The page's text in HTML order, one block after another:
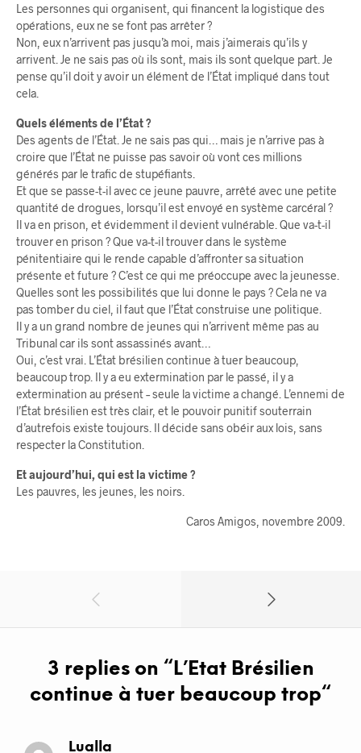
Les personnes qui organisent, qui financent la logistique des
opérations, eux ne se font pas arrêter ?
Non, eux n’arrivent pas jusqu’à moi, mais j’aimerais qu’ils y
arrivent. Je ne sais pas où ils sont, mais ils sont quelque part. Je
pense qu’il doit y avoir un élément de l’État impliqué dans tout
cela.
Quels éléments de l’État ?
Des agents de l’État. Je ne sais pas qui… mais je n’arrive pas à
croire que l’État ne puisse pas savoir où vont ces millions
générés par le trafic de stupéfiants.
Et que se passe-t-il avec ce jeune pauvre, arrêté avec une petite
quantité de drogues, lorsqu’il est envoyé en système carcéral ?
Il va en prison, et évidemment il devient vulnérable. Que va-t-il
trouver en prison ? Que va-t-il trouver dans le système
pénitentiaire qui le rende capable d’affronter sa situation
présente et future ? C’est ce qui me préoccupe avec la jeunesse.
Quelles sont les possibilités que lui donne le pays ? Cela ne va
pas tomber du ciel, il faut que l’État construise une politique.
Il y a un grand nombre de jeunes qui n’arrivent même pas au
Tribunal car ils sont assassinés avant…
Oui, c’est vrai. L’État brésilien continue à tuer beaucoup,
beaucoup trop. Il y a eu extermination par le passé, il y a
extermination au présent – seule la victime a changé. L’ennemi de
l’État brésilien est très clair, et le pouvoir punitif souterrain
d’autrefois existe toujours. Il décide sans obéir aux lois, sans
respecter la Constitution.
Et aujourd’hui, qui est la victime ?
Les pauvres, les jeunes, les noirs.
Caros Amigos, novembre 2009.
3 replies on “L’Etat Brésilien
continue à tuer beaucoup trop“
Lualla